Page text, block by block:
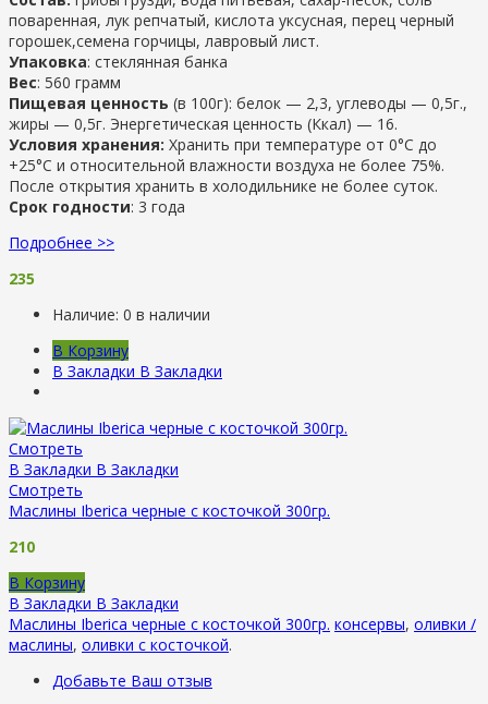
поваренная, лук репчатый, кислота уксусная, перец черный
горошек,семена горчицы, лавровый лист.
Упаковка: стеклянная банка
Вес: 560 грамм
Пищевая ценность (в 100г): белок — 2,3, углеводы — 0,5г.,
жиры — 0,5г. Энергетическая ценность (Ккал) — 16.
Условия хранения: Хранить при температуре от 0°С до
+25°С и относительной влажности воздуха не более 75%.
После открытия хранить в холодильнике не более суток.
Срок годности: 3 года
Подробнее >>
235
Наличие: 0 в наличии
В Корзину
В Закладки В Закладки
Смотреть
В Закладки В Закладки
Смотреть
Маслины Iberica черные с косточкой 300гр.
210
В Корзину
В Закладки В Закладки
Маслины Iberica черные с косточкой 300гр. консервы, оливки /
маслины, оливки с косточкой.
Добавьте Ваш отзыв